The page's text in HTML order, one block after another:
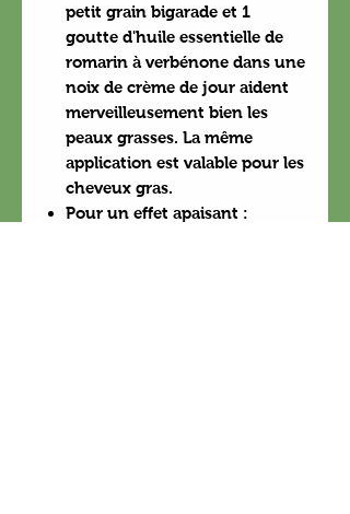
petit grain bigarade et 1
goutte d'huile essentielle de
romarin à verbénone dans une
noix de crème de jour aident
merveilleusement bien les
peaux grasses. La même
application est valable pour les
cheveux gras.
Pour un effet apaisant :